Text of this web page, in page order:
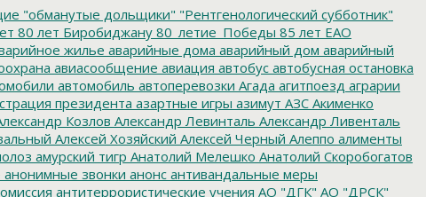
"обманутые дольщики" "Рентгенологический субботник"
80 лет Биробиджану 80_летие_Победы 85 лет ЕАО
жилье аварийные дома аварийный дом аварийный
авиасообщение авиация автобус автобусная остановка
автомобиль автоперевозки Агада агитпоезд аграрии
президента азартные игры азимут АЗС Акименко
Козлов Александр Левинталь Александр Ливенталь
Алексей Хозяйский Алексей Черный Алеппо алименты
амурский тигр Анатолий Мелешко Анатолий Скоробогатов
анонимные звонки анонс антивандальные меры
антитеррористические учения АО "ДГК" АО "ДРСК"